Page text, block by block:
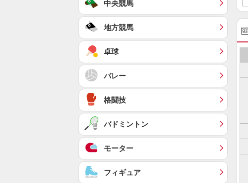
中央競馬
地方競馬
卓球
バレー
格闘技
バドミントン
モーター
フィギュア